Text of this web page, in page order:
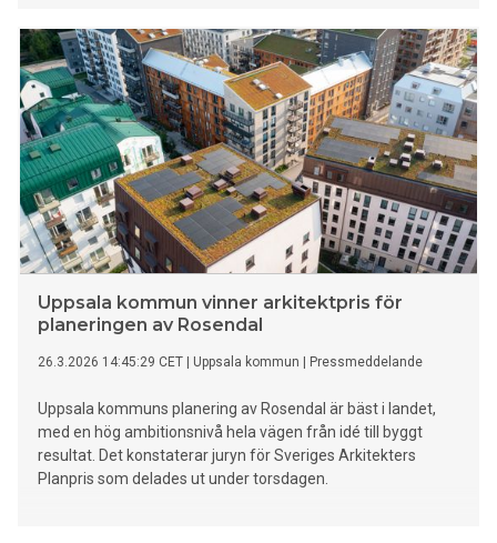
fotbollsplan med konstgräs. Skolan beräknas stå klar för
inflyttning sommaren 2028.
Uppsala kommun vinner arkitektpris för
planeringen av Rosendal
26.3.2026 14:45:29 CET Uppsala kommun Pressmeddelande
Uppsala kommuns planering av Rosendal är bäst i landet,
med en hög ambitionsnivå hela vägen från idé till byggt
resultat. Det konstaterar juryn för Sveriges Arkitekters
Planpris som delades ut under torsdagen.